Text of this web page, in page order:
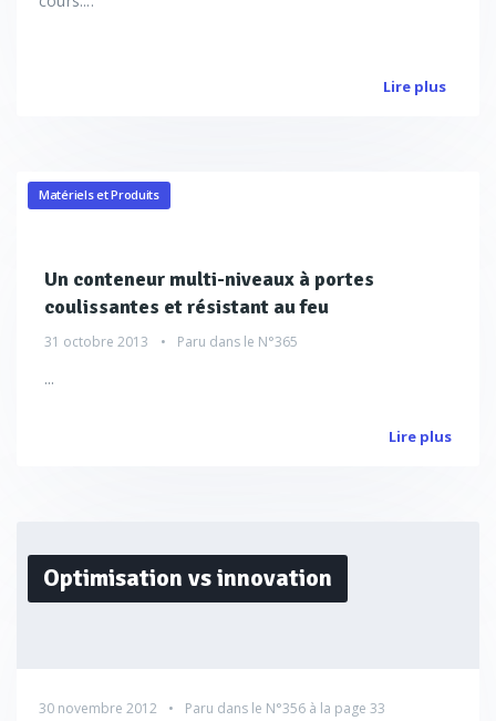
Lire plus
Matériels et Produits
Un conteneur multi-niveaux à portes
coulissantes et résistant au feu
31 octobre 2013 Paru dans le N°365
...
Lire plus
Optimisation vs innovation
30 novembre 2012 Paru dans le N°356 à la page 33